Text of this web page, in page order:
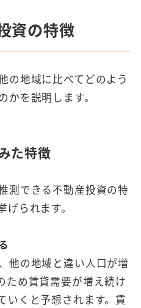
資の特徴
の地域に比べてどのよう
を説明します。
た特徴
測できる不動産投資の特
られます。
他の地域と違い人口が増
ため賃貸需要が増え続け
いくと予想されます。賃